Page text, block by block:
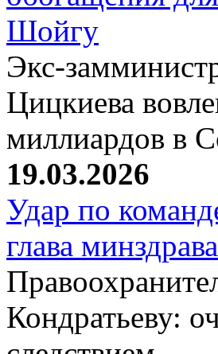
Шойгу
Экс-
Цицкиева
миллиардов в
19.03.2026
Удар по
глава
Кондратьеву: